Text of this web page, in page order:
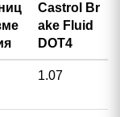
Castrol Br
ake Fluid
DOT4
1.07